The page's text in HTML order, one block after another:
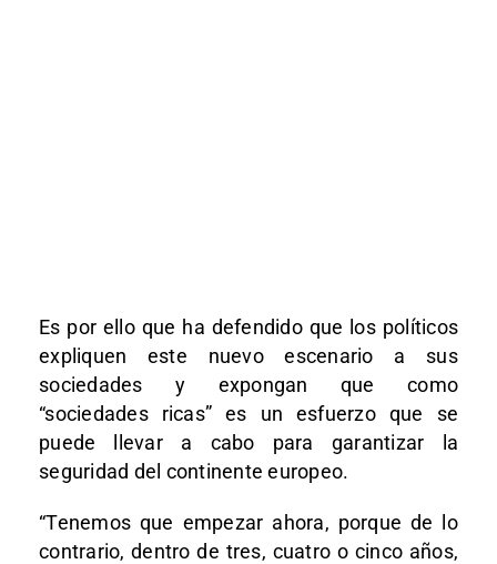
Es por ello que ha defendido que los políticos
expliquen este nuevo escenario a sus
sociedades y expongan que como
“sociedades ricas” es un esfuerzo que se
puede llevar a cabo para garantizar la
seguridad del continente europeo.
“Tenemos que empezar ahora, porque de lo
contrario, dentro de tres, cuatro o cinco años,